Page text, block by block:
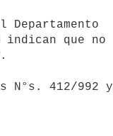
que no
N°s. 412/992 y